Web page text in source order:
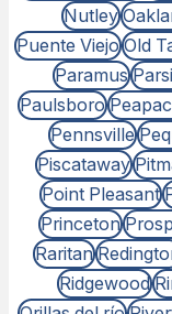
Nutley
Puente Viejo Old
Paramus
Paulsboro
Pennsville
Piscataway
Point Pleasant
Princeton
Raritan
Ridgewood